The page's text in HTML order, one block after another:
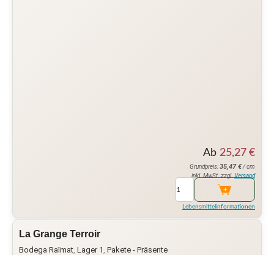
Ab 25,27 €
Grundpreis:35,47€/ cm
inkl. MwSt. zzgl. Versand
Lebensmittelinformationen
La Grange Terroir
Bodega Raïmat, Lager 1 , Pakete - Präsente